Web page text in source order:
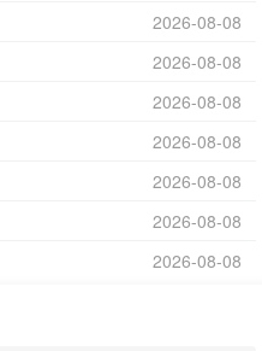
2026-08-08
2026-08-08
2026-08-08
2026-08-08
2026-08-08
2026-08-08
2026-08-08